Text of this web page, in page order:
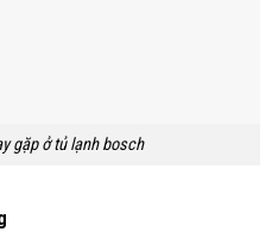
gặp ở tủ lạnh bosch